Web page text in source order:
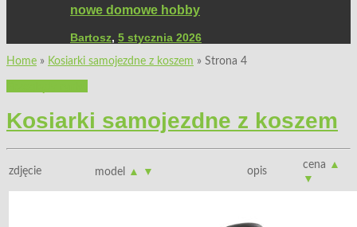
nowe domowe hobby
Bartosz, 5 stycznia 2026
Home » Kosiarki samojezdne z koszem » Strona 4
Kosiarki samojezdne z koszem
zdjęcie model ▲ ▼ opis
cena ▲
▼